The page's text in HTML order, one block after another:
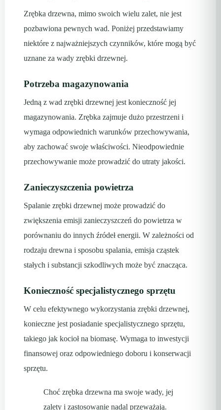
Zrębka drzewna, mimo swoich wielu zalet, nie jest
pozbawiona pewnych wad. Poniżej przedstawiamy
niektóre z najważniejszych czynników, które mogą być
uznane za wady zrębki drzewnej.
Potrzeba magazynowania
Jedną z wad zrębki drzewnej jest konieczność jej
magazynowania. Zrębka zajmuje dużo przestrzeni i
wymaga odpowiednich warunków przechowywania,
aby zachować swoje właściwości. Nieodpowiednie
przechowywanie może prowadzić do utraty jakości.
Zanieczyszczenia powietrza
Spalanie zrębki drzewnej może prowadzić do
zwiększenia emisji zanieczyszczeń do powietrza w
porównaniu do innych źródeł energii. W zależności od
rodzaju drewna i sposobu spalania, emisja cząstek
stałych i substancji szkodliwych może być znacząca.
Konieczność specjalistycznego sprzętu
W celu efektywnego wykorzystania zrębki drzewnej,
konieczne jest posiadanie specjalistycznego sprzętu,
takiego jak kocioł na biomasę. Wymaga to inwestycji
finansowej oraz odpowiedniego doboru i konserwacji
sprzętu.
Choć zrębka drzewna ma swoje wady, jej
zalety i zastosowanie nadal przeważają.